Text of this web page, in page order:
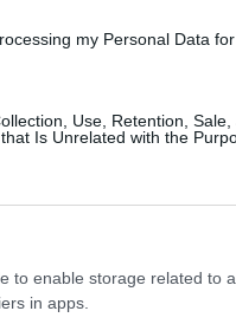
my Personal Data
Use, Retention,
Is Unrelated with the
to enable storage related to
in apps.